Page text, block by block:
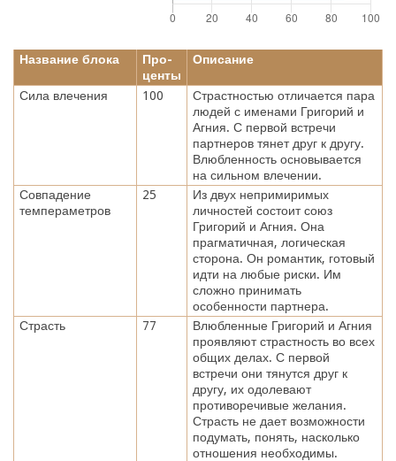
Название блока
Про-
центы
Описание
Сила влечения 100
Страстностью отличается пара
людей с именами Григорий и
Агния. С первой встречи
партнеров тянет друг к другу.
Влюбленность основывается
на сильном влечении.
Совпадение
темпераметров
25
Из двух непримиримых
личностей состоит союз
Григорий и Агния. Она
прагматичная, логическая
сторона. Он романтик, готовый
идти на любые риски. Им
сложно принимать
особенности партнера.
Страсть
77
Влюбленные Григорий и Агния
проявляют страстность во всех
общих делах. С первой
встречи они тянутся друг к
другу, их одолевают
противоречивые желания.
Страсть не дает возможности
подумать, понять, насколько
отношения необходимы.